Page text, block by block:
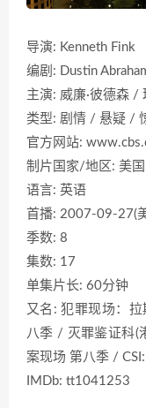
导演: Kenneth Fink
编剧: Dustin
主演: 威廉·彼德森 /
类型: 剧情 / 悬疑 /
官方网站:
制片国家/地区: 美国
语言: 英语
首播: 2007-09-27(
季数: 8
集数: 17
单集片长: 60分钟
又名: 犯罪现场：
八季 / 灭罪鉴证科(
案现场 第八季 /
IMDb: tt1041253